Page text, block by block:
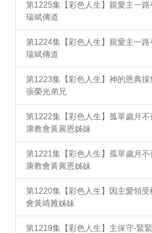
第1225集【彩色人生】親愛主一路
瑞斌傳道
第1224集【彩色人生】親愛主一路
瑞斌傳道
第1223集【彩色人生】神的恩典採
張榮光弟兄
第1222集【彩色人生】孤單歲月不
康教會黃襄恩姊妹
第1221集【彩色人生】孤單歲月不
康教會黃襄恩姊妹
第1220集【彩色人生】因主愛領受
會黃靖雅姊妹
第1219集【彩色人生】主保守-緊